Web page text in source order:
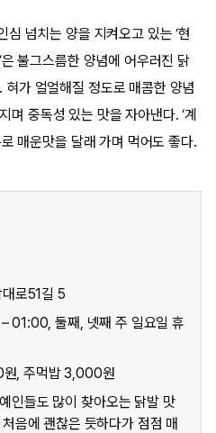
넘치는 양을 지켜오고 있는 ‘현
은 불그스름한 양념에 어우러진 닭
가 얼얼해질 정도로 매콤한 양념
며 중독성 있는 맛을 자아낸다. ‘계
로 매운맛을 달래 가며 먹어도 좋다.
로51길 5​
01:00, 둘째, 넷째 주 일요일 휴
, 주먹밥 3,000원
인들도 많이 찾아오는 닭발 맛
음에 괜찮은 듯하다가 점점 매